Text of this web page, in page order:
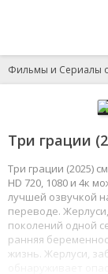
Фильмы и Сериалы
Три грации
Три грации (2025)
HD 720, 1080 и 4к
лучшей озвучкой
переводе.
поколений одной
ранняя
жизнь. Жерлуси,